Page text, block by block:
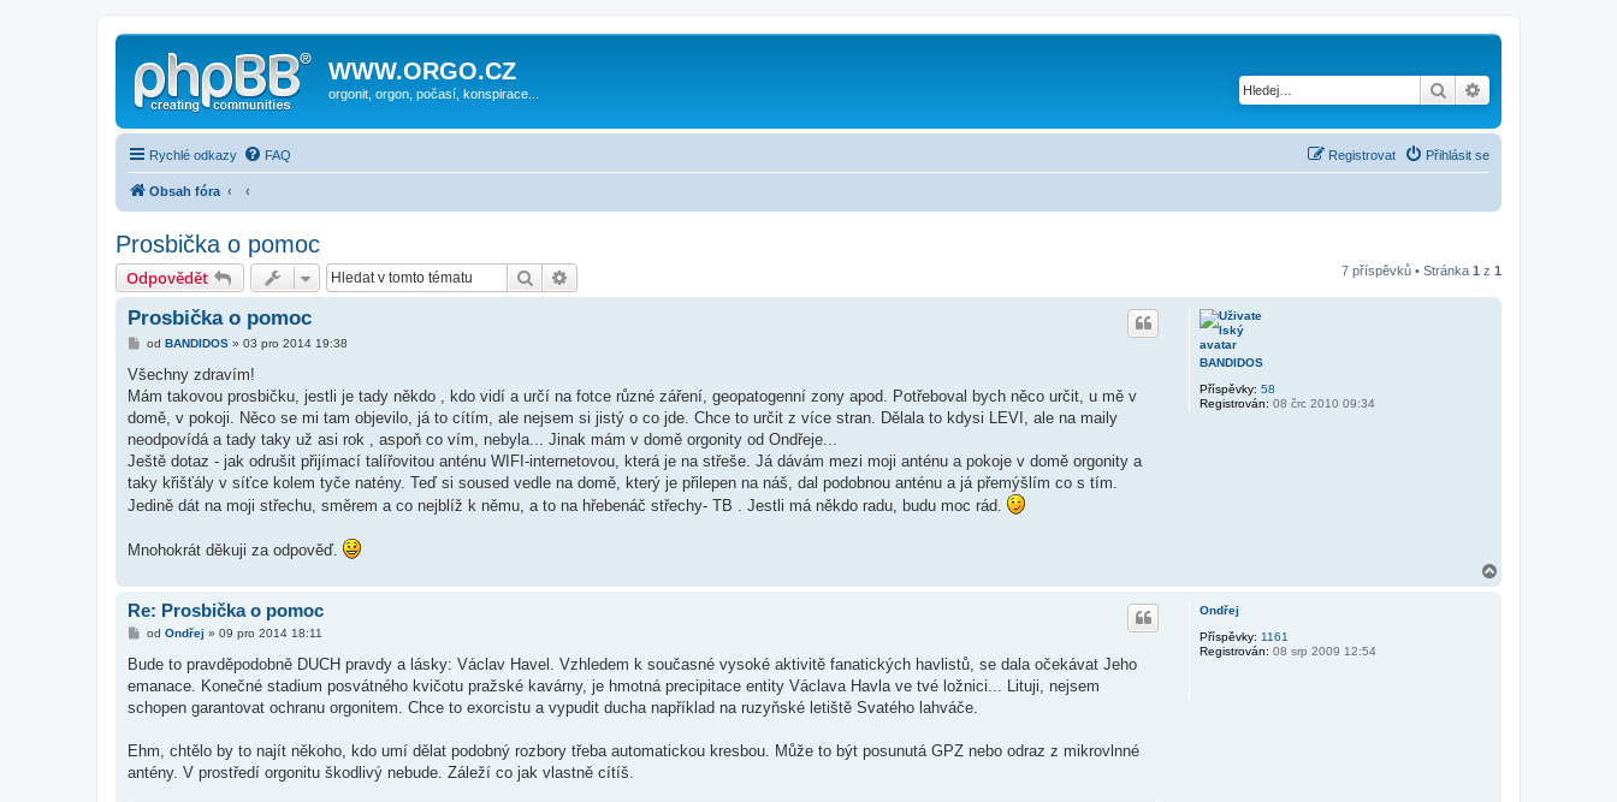
WWW.ORGO.CZ
orgonit, orgon, počasí, konspirace... Hledat
Rychlé odkazy FAQ Přihlásit se
Registrovat
Obsah fóra
Prosbička o pomoc
Odpovědět Hledat 7 příspěvků • Stránka 1 z 1
BANDIDOS
Příspěvky: 58
Registrován: 08 črc 2010 09:34
Prosbička o pomoc
P
í
p
ě
e
k
od BANDIDOS» 03 pro 2014 19:38
Všechny zdravím!
Mám takovou prosbičku, jestli je tady někdo , kdo vidí a určí na fotce různé záření, geopatogenní zony apod. Potřeboval bych něco určit, u mě v
domě, v pokoji. Něco se mi tam objevilo, já to cítím, ale nejsem si jistý o co jde. Chce to určit z více stran. Dělala to kdysi LEVI, ale na maily
neodpovídá a tady taky už asi rok , aspoň co vím, nebyla... Jinak mám v domě orgonity od Ondřeje...
Ještě dotaz - jak odrušit přijímací talířovitou anténu WIFI-internetovou, která je na střeše. Já dávám mezi moji anténu a pokoje v domě orgonity a
taky křišťály v síťce kolem tyče natény. Teď si soused vedle na domě, který je přilepen na náš, dal podobnou anténu a já přemýšlím co s tím.
Jedině dát na moji střechu, směrem a co nejblíž k němu, a to na hřebenáč střechy- TB . Jestli má někdo radu, budu moc rád.
Mnohokrát děkuji za odpověď.
Ondřej
Příspěvky: 1161
Registrován: 08 srp 2009 12:54
Re: Prosbička o pomoc
P
í
p
ě
k
od Ondřej » 09 pro 2014 18:11
Bude to pravděpodobně DUCH pravdy a lásky: Václav Havel. Vzhledem k současné vysoké aktivitě fanatických havlistů, se dala očekávat Jeho
emanace. Konečné stadium posvátného kvičotu pražské kavárny, je hmotná precipitace entity Václava Havla ve tvé ložnici... Lituji, nejsem
schopen garantovat ochranu orgonitem. Chce to exorcistu a vypudit ducha například na ruzyňské letiště Svatého lahváče.
Ehm, chtělo by to najít někoho, kdo umí dělat podobný rozbory třeba automatickou kresbou. Může to být posunutá GPZ nebo odraz z mikrovlnné
antény. V prostředí orgonitu škodlivý nebude. Záleží co jak vlastně cítíš.